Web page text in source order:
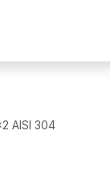
AISI 304